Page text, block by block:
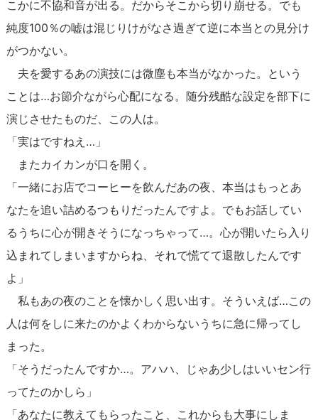
こかに不協和音が出る。だからそこから切り崩せる。でも
純度100％の嘘は混じりけがなさ過ぎて逆に本当との見分け
がつかない。
夫を愛するあの演技には微塵も本当がなかった。という
ことは…お節介ながら心配になる。随分残酷な設定を部下に
演じさせたものだ、この人は。
「実はですねえ…」
またカイカンが口を開く。
「一緒にお店でコーヒーを飲んだあの夜、本当はもっとあ
なたを追い詰めるつもりだったんですよ。でもお話してい
るうちに心が開きそうになっちゃって…。心が開いたら入り
込まれてしまいますからね、それで慌てて退散したんです
よ」
私もあの夜のことを懐かしく思い出す。そういえば…この
人は何をしに来たのかよくわからないうちに急に帰ってし
まった。
「そうだったんですか…。アハハ、じゃあ少しはいいセン行
ってたのかしら」
「あなたに教えてもらったこと、これからも大事にしま